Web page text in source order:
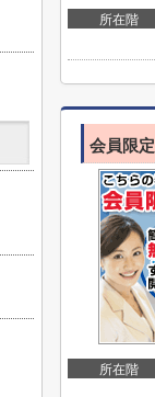
所在階
会員限定
所在階